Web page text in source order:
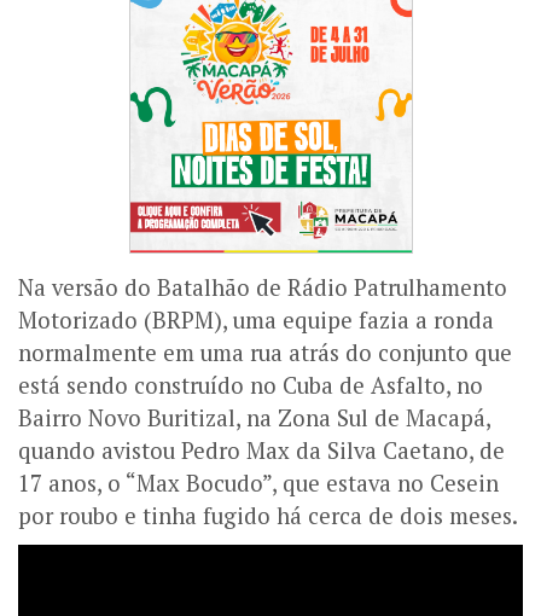
Na versão do Batalhão de Rádio Patrulhamento
Motorizado (BRPM), uma equipe fazia a ronda
normalmente em uma rua atrás do conjunto que
está sendo construído no Cuba de Asfalto, no
Bairro Novo Buritizal, na Zona Sul de Macapá,
quando avistou Pedro Max da Silva Caetano, de
17 anos, o “Max Bocudo”, que estava no Cesein
por roubo e tinha fugido há cerca de dois meses.